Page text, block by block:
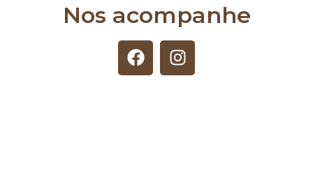
Nos acompanhe